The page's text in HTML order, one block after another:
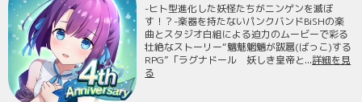
-ヒト型進化した妖怪たちがニンゲンを滅ぼ
す！？-楽器を持たないパンクバンドBiSHの楽
曲とスタジオ白組による迫力のムービーで彩る
壮絶なストーリー“魑魅魍魎が跋扈(ばっこ)する
RPG”「ラグナドール 妖しき皇帝と...詳細を見
る